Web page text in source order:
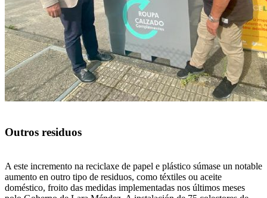
Outros residuos
A este incremento na reciclaxe de papel e plástico súmase un notable
aumento en outro tipo de residuos, como téxtiles ou aceite
doméstico, froito das medidas implementadas nos últimos meses